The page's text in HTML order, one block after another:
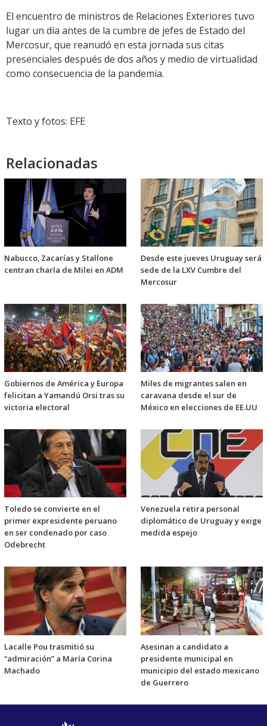
El encuentro de ministros de Relaciones Exteriores tuvo
lugar un día antes de la cumbre de jefes de Estado del
Mercosur, que reanudó en esta jornada sus citas
presenciales después de dos años y medio de virtualidad
como consecuencia de la pandemia.
Texto y fotos: EFE
Relacionadas
Nabucco, Zacarías y Stallone
centran charla de Milei en ADM
Desde este jueves Uruguay será
sede de la LXV Cumbre del
Mercosur
Gobiernos de América y Europa
felicitan a Yamandú Orsi tras su
victoria electoral
Miles de migrantes salen en
caravana desde el sur de
México en elecciones de EE.UU
Toledo se convierte en el
primer expresidente peruano
en ser condenado por caso
Odebrecht
Venezuela retira personal
diplomático de Uruguay y exige
medida espejo
Lacalle Pou trasmitió su
“admiración” a María Corina
Machado
Asesinan a candidato a
presidente municipal en
municipio del estado mexicano
de Guerrero